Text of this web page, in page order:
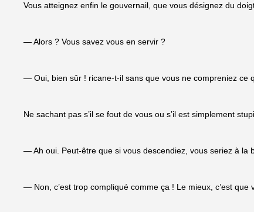
Vous atteignez enfin le gouvernail, que vous désignez du
— Alors ? Vous savez vous en servir ?
— Oui, bien sûr ! ricane-t-il sans que vous ne compreniez ce
Ne sachant pas s’il se fout de vous ou s’il est simplement
— Ah oui. Peut-être que si vous descendiez, vous seriez à la
— Non, c’est trop compliqué comme ça ! Le mieux, c’est que